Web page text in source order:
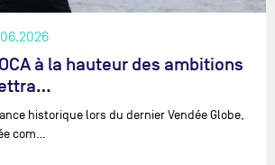
à la hauteur des ambitions
historique lors du dernier Vendée Globe,
com…